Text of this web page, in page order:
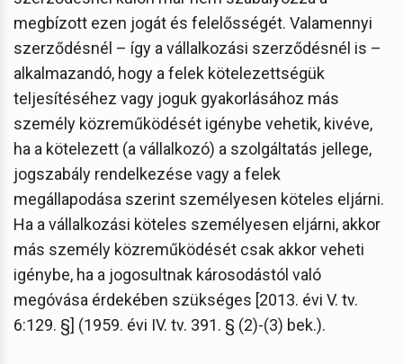
megbízott ezen jogát és felelősségét. Valamennyi
szerződésnél – így a vállalkozási szerződésnél is –
alkalmazandó, hogy a felek kötelezettségük
teljesítéséhez vagy joguk gyakorlásához más
személy közreműködését igénybe vehetik, kivéve,
ha a kötelezett (a vállalkozó) a szolgáltatás jellege,
jogszabály rendelkezése vagy a felek
megállapodása szerint személyesen köteles eljárni.
Ha a vállalkozási köteles személyesen eljárni, akkor
más személy közreműködését csak akkor veheti
igénybe, ha a jogosultnak károsodástól való
megóvása érdekében szükséges [2013. évi V. tv.
6:129. §] (1959. évi IV. tv. 391. § (2)-(3) bek.).